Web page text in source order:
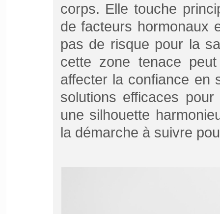
corps. Elle touche
de facteurs hormonaux
pas de risque pour la
cette zone tenace
affecter la confiance en
solutions efficaces
une silhouette
la démarche à suivre